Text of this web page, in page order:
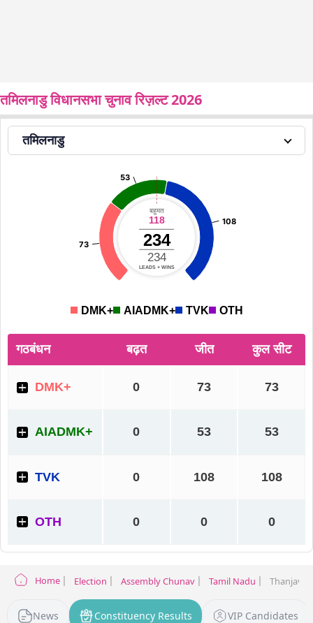
तमिलनाडु विधानसभा चुनाव रिज़ल्ट 2026
Home Election Assembly Chunav Tamil Nadu
News Constituency Results VIP Candidates